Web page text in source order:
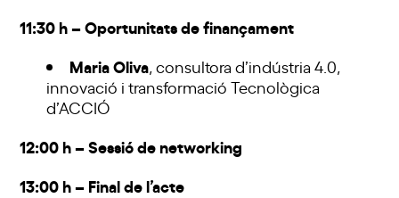
11:30 h – Oportunitats de finançament
Maria Oliva, consultora d’indústria 4.0,
innovació i transformació Tecnològica
d’ACCIÓ
12:00 h – Sessió de networking
13:00 h – Final de l’acte